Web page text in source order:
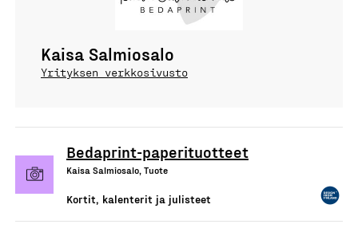
Kaisa Salmiosalo
Yrityksen verkkosivusto
Bedaprint-paperituotteet
Kaisa Salmiosalo, Tuote
Kortit, kalenterit ja julisteet